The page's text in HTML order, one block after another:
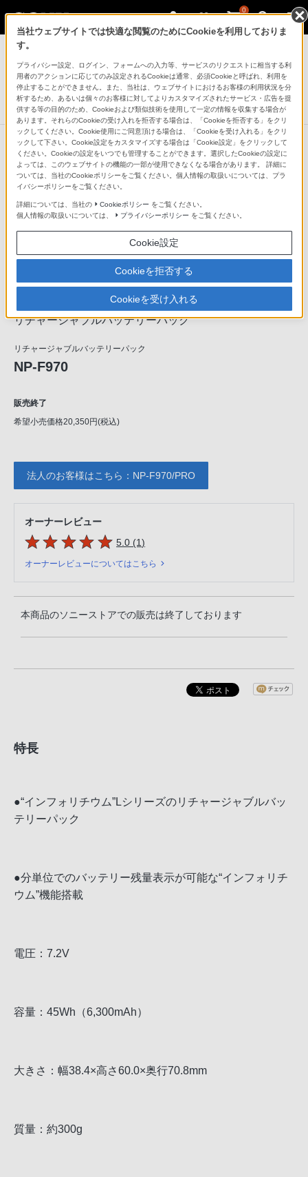
0
デジタルビデオカメラ ハンディカム
リチャージャブルバッテリーパック
NP-F970
販売終了
リチャージャブルバッテリーパック
リチャージャブルバッテリーパック
NP-F970
販売終了
希望小売価格20,350円(税込)
法人のお客様はこちら：NP-F970/PRO
オーナーレビュー
5つの星のうち
5.0 (1件のレビュー
)
オーナーレビューについてはこちら
本商品のソニーストアでの販売は終了しております
特長
●“インフォリチウム”Lシリーズのリチャージャブルバッ
テリーパック
●分単位でのバッテリー残量表示が可能な“インフォリチ
ウム”機能搭載
電圧：7.2V
容量：45Wh（6,300mAh）
大きさ：幅38.4×高さ60.0×奥行70.8mm
質量：約300g
当社ウェブサイトでは快適な閲覧のためにCookieを利用しておりま
す。
プライバシー設定、ログイン、フォームへの入力等、サービスのリクエストに相当する利
用者のアクションに応じてのみ設定されるCookieは通常、必須Cookieと呼ばれ、利用を
停止することができません。また、当社は、ウェブサイトにおけるお客様の利用状況を分
析するため、あるいは個々のお客様に対してよりカスタマイズされたサービス・広告を提
供する等の目的のため、Cookieおよび類似技術を使用して一定の情報を収集する場合が
あります。それらのCookieの受け入れを拒否する場合は、「Cookieを拒否する」をクリ
ックしてください。Cookie使用にご同意頂ける場合は、「Cookieを受け入れる」をクリ
ックして下さい。Cookie設定をカスタマイズする場合は「Cookie設定」をクリックして
ください。Cookieの設定をいつでも管理することができます。選択したCookieの設定に
よっては、このウェブサイトの機能の一部が使用できなくなる場合があります。 詳細に
ついては、当社のCookieポリシーをご覧ください。個人情報の取扱いについては、プラ
イバシーポリシーをご覧ください。
詳細については、当社の Cookieポリシー をご覧ください。
個人情報の取扱いについては、
プライバシーポリシー をご覧ください。
Cookie設定
Cookieを拒否する
Cookieを受け入れる